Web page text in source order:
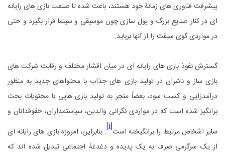
پیشرفت فناوری های زمانۀ خود هستند، باعث شده تا صنعت بازی های رایانه
ای در کنار صنایع بزرگ و پول سازی چون موسیقی و سینما قرار بگیرد و حتی
در مواردی گوی سبقت را از آنها برباید.
گسترش نفوذ بازی های رایانه ای در میان اقشار مختلف و رقابت شرکت های
بازی ساز و ناشران در تولید بازی های جذاب با محتواهای جدید به منظور
درآمدزایی و کسب سود، بعضاً منجر به تولید بازی هایی با محتویات بحث
برانگیز شده است که در مواردی نگرانی والدین، سیاستمداران، حقوقدانان و
سایر اشخاص مرتبط را برانگیخته است[۱] . بنابراین، امروزه بازی های رایانه ای
از یک سرگرمی صرف به یک پدیده و دغدغۀ اجتماعی تبدیل شده اند که